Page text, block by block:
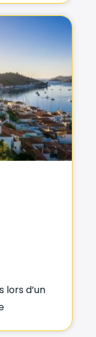
lors d’un